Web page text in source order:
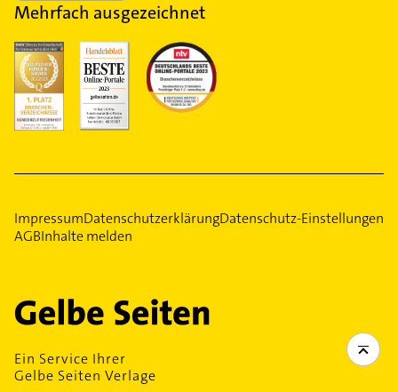
Mehrfach ausgezeichnet
ImpressumDatenschutzerklärungDatenschutz-Einstellungen
AGBInhalte melden
Ein Service Ihrer
Gelbe Seiten Verlage